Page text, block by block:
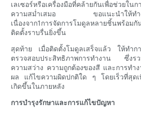
เลเซอร์หรือเครื่องมือที่คล้ายกันเพื่อช่วยใน
ความสม่ำเสมอ ขอแนะนำให้ทำงา
เนื่องจาก1การจัดการโมดูลหลายชิ้นพร้อมกั
ติดตั้งราบรื่นยิ่งขึ้น
สุดท้าย เมื่อติดตั้งโมดูลเสร็จแล้ว ให้ทำก
ตรวจสอบประสิทธิภาพการทำงาน ซึ่งรว
ความสว่าง ความถูกต้องของสี และการทำ
ผล แก้ไขความผิดปกติใด ๆ โดยเร็วที่สุดเ
เกิดขึ้นในภายหลัง
การบำรุงรักษาและการแก้ไขปัญหา